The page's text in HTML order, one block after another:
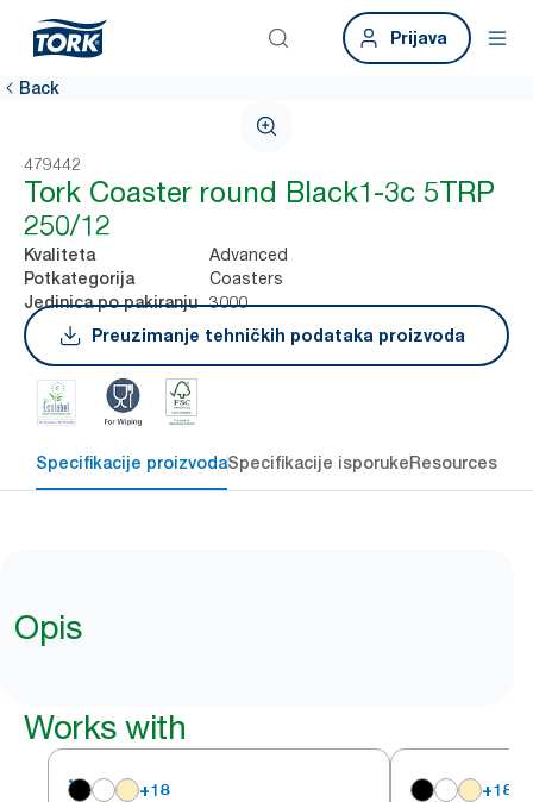
Prijava
Back
479442
Tork Coaster round Black1-3c 5TRP
250/12
Kvaliteta Advanced
Potkategorija Coasters
Jedinica po pakiranju
3000
Preuzimanje tehničkih podataka proizvoda
Specifikacije proizvodaSpecifikacije isporukeResources
Opis
Works with
+18 +18